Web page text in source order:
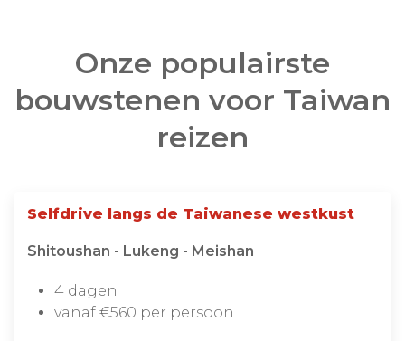
Onze populairste
bouwstenen voor Taiwan
reizen
Selfdrive langs de Taiwanese westkust
Shitoushan - Lukeng - Meishan
4 dagen
vanaf €560 per persoon